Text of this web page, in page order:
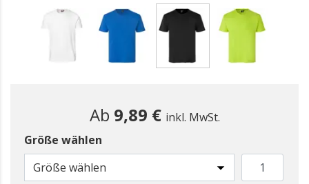
Ab 9,89 € inkl. MwSt.
Größe wählen
Größe wählen